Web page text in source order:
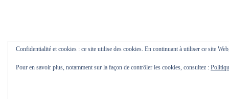
Confidentialité et cookies : ce site utilise des cookies. En continuant à utiliser ce site
Pour en savoir plus, notamment sur la façon de contrôler les cookies, consultez :